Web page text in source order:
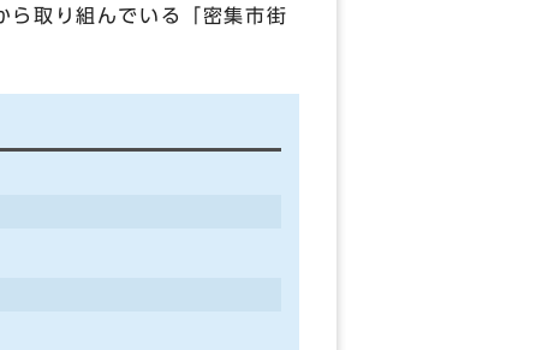
取り組んでいる「密集市街